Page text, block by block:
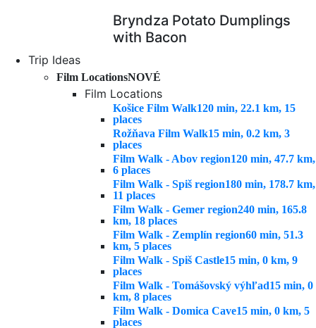
Bryndza Potato Dumplings
with Bacon
Trip Ideas
Film LocationsNOVÉ
Film Locations
Košice Film Walk120 min, 22.1 km, 15
places
Rožňava Film Walk15 min, 0.2 km, 3
places
Film Walk - Abov region120 min, 47.7 km,
6 places
Film Walk - Spiš region180 min, 178.7 km,
11 places
Film Walk - Gemer region240 min, 165.8
km, 18 places
Film Walk - Zemplín region60 min, 51.3
km, 5 places
Film Walk - Spiš Castle15 min, 0 km, 9
places
Film Walk - Tomášovský výhľad15 min, 0
km, 8 places
Film Walk - Domica Cave15 min, 0 km, 5
places